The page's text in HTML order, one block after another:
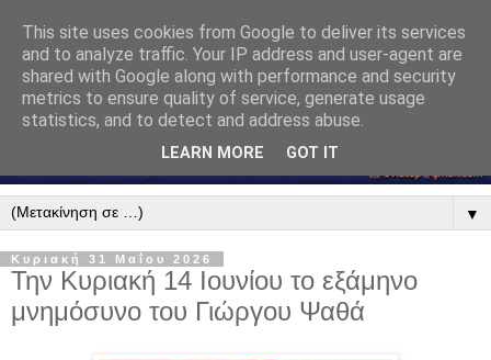
▼
Κυριακή 31 Μαΐου 2026
Την Κυριακή 14 Ιουνίου το εξάμηνο
μνημόσυνο του Γιώργου Ψαθά
This site uses cookies from Google to deliver its services
and to analyze traffic. Your IP address and user-agent are
shared with Google along with performance and security
metrics to ensure quality of service, generate usage
statistics, and to detect and address abuse.
LEARN MORE GOT IT